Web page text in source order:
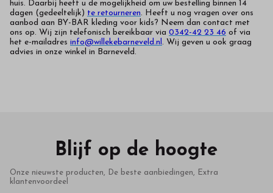
huis. Daarbij heeft u de mogelijkheid om uw bestelling binnen 14
dagen (gedeeltelijk) te retourneren. Heeft u nog vragen over ons
aanbod aan BY-BAR kleding voor kids? Neem dan contact met
ons op. Wij zijn telefonisch bereikbaar via 0342-42 23 46 of via
het e-mailadres info@willekebarneveld.nl. Wij geven u ook graag
advies in onze winkel in Barneveld.
Blijf op de hoogte
Onze nieuwste producten, De beste aanbiedingen, Extra
klantenvoordeel